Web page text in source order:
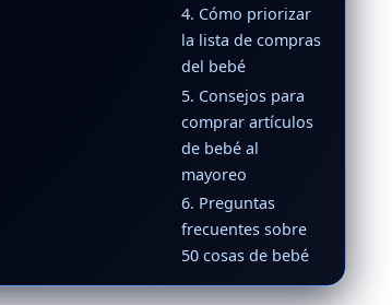
4. Cómo priorizar
la lista de compras
del bebé
5. Consejos para
comprar artículos
de bebé al
mayoreo
6. Preguntas
frecuentes sobre
50 cosas de bebé